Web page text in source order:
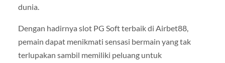
dunia.
Dengan hadirnya slot PG Soft terbaik di Airbet88,
pemain dapat menikmati sensasi bermain yang tak
terlupakan sambil memiliki peluang untuk